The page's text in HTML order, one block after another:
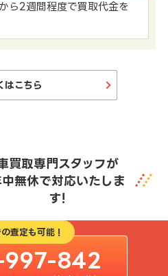
ら2週間程度で買取代金を
はこちら
買取専門スタッフが
中無休で対応いたしま
す!
査定も可能！
997-842